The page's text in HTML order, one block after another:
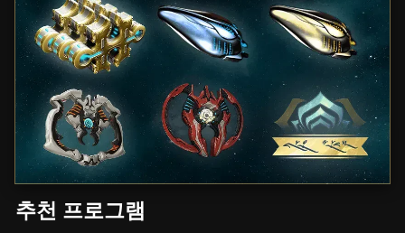
추천 프로그램